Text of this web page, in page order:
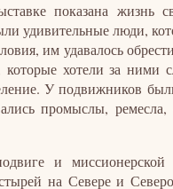
показана жизнь
удивительные люди,
им удавалось
хотели за ними
У подвижников
промыслы,
и миссионерской
на Севере и